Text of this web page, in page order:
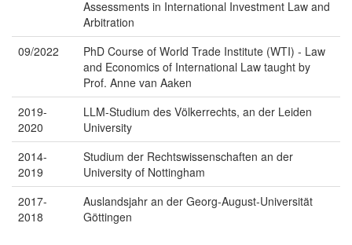
Assessments in International Investment Law and
Arbitration
09/2022
PhD Course of World Trade Institute (WTI) - Law
and Economics of International Law taught by
Prof. Anne van Aaken
2019-
2020
LLM-Studium des Völkerrechts, an der Leiden
University
2014-
2019
Studium der Rechtswissenschaften an der
University of Nottingham
2017-
2018
Auslandsjahr an der Georg-August-Universität
Göttingen